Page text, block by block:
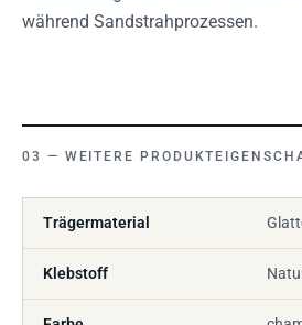
während Sandstrahprozessen.
WEITERE
Trägermaterial
Klebstoff